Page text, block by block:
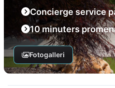
Concierge service
10 minuters
Fotogalleri